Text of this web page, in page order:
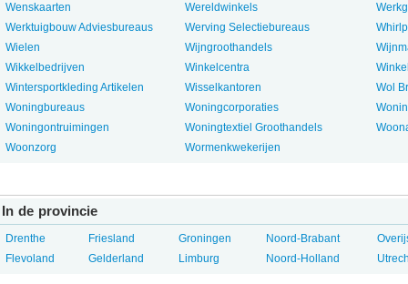
Wenskaarten
Werktuigbouw Adviesbureaus
Wielen
Wikkelbedrijven
Wintersportkleding Artikelen
Woningbureaus
Woningontruimingen
Woonzorg
Wereldwinkels
Werving Selectiebureaus
Wijngroothandels
Winkelcentra
Wisselkantoren
Woningcorporaties
Woningtextiel Groothandels
Wormenkwekerijen
Wol
In de provincie
Drenthe
Flevoland
Friesland
Gelderland
Groningen
Limburg
Noord-Brabant
Noord-Holland